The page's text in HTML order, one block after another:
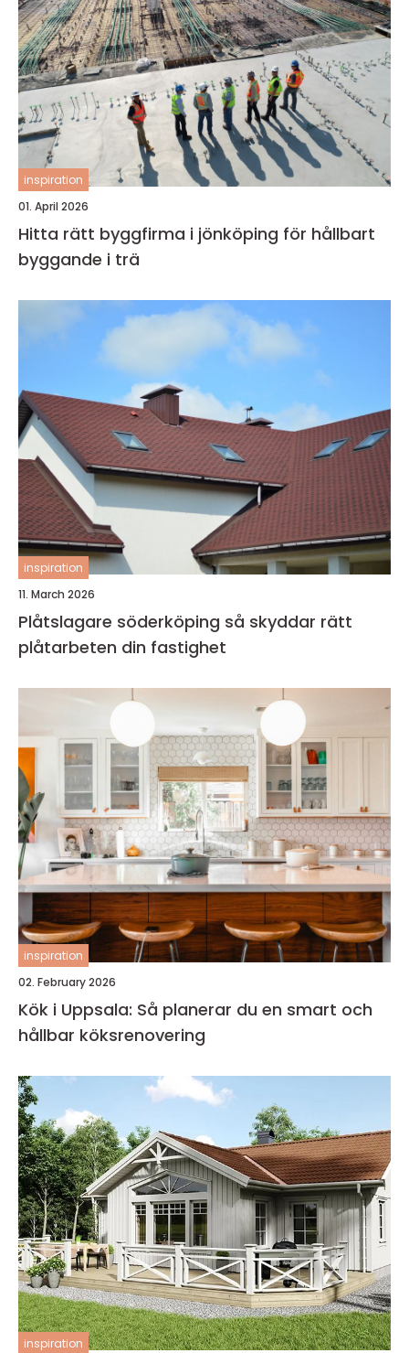
inspiration
01. April 2026
Hitta rätt byggfirma i jönköping för hållbart
byggande i trä
inspiration
11. March 2026
Plåtslagare söderköping så skyddar rätt
plåtarbeten din fastighet
inspiration
02. February 2026
Kök i Uppsala: Så planerar du en smart och
hållbar köksrenovering
inspiration